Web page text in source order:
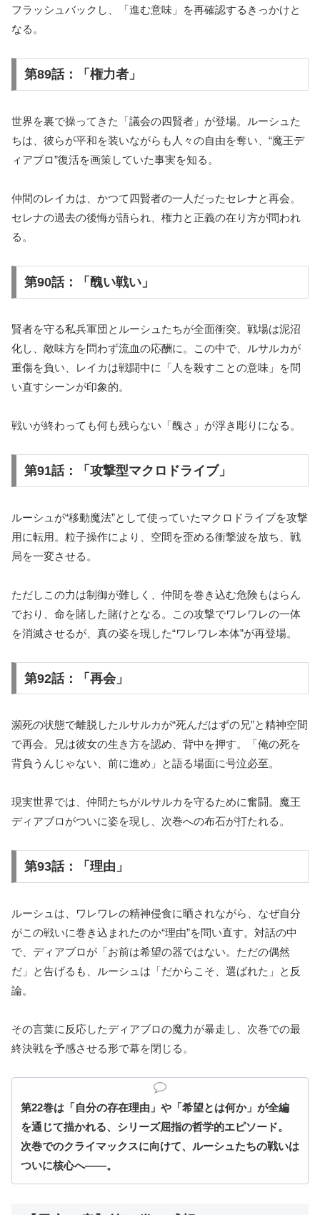
フラッシュバックし、「進む意味」を再確認するきっかけと
なる。
第89話：「権力者」
世界を裏で操ってきた「議会の四賢者」が登場。ルーシュた
ちは、彼らが平和を装いながらも人々の自由を奪い、“魔王デ
ィアブロ”復活を画策していた事実を知る。
仲間のレイカは、かつて四賢者の一人だったセレナと再会。
セレナの過去の後悔が語られ、権力と正義の在り方が問われ
る。
第90話：「醜い戦い」
賢者を守る私兵軍団とルーシュたちが全面衝突。戦場は泥沼
化し、敵味方を問わず流血の応酬に。この中で、ルサルカが
重傷を負い、レイカは戦闘中に「人を殺すことの意味」を問
い直すシーンが印象的。
戦いが終わっても何も残らない「醜さ」が浮き彫りになる。
第91話：「攻撃型マクロドライブ」
ルーシュが“移動魔法”として使っていたマクロドライブを攻撃
用に転用。粒子操作により、空間を歪める衝撃波を放ち、戦
局を一変させる。
ただしこの力は制御が難しく、仲間を巻き込む危険もはらん
でおり、命を賭した賭けとなる。この攻撃でワレワレの一体
を消滅させるが、真の姿を現した“ワレワレ本体”が再登場。
第92話：「再会」
瀕死の状態で離脱したルサルカが“死んだはずの兄”と精神空間
で再会。兄は彼女の生き方を認め、背中を押す。「俺の死を
背負うんじゃない、前に進め」と語る場面に号泣必至。
現実世界では、仲間たちがルサルカを守るために奮闘。魔王
ディアブロがついに姿を現し、次巻への布石が打たれる。
第93話：「理由」
ルーシュは、ワレワレの精神侵食に晒されながら、なぜ自分
がこの戦いに巻き込まれたのか“理由”を問い直す。対話の中
で、ディアブロが「お前は希望の器ではない。ただの偶然
だ」と告げるも、ルーシュは「だからこそ、選ばれた」と反
論。
その言葉に反応したディアブロの魔力が暴走し、次巻での最
終決戦を予感させる形で幕を閉じる。
第22巻は「自分の存在理由」や「希望とは何か」が全編
を通じて描かれる、シリーズ屈指の哲学的エピソード。
次巻でのクライマックスに向けて、ルーシュたちの戦いは
ついに核心へ――。